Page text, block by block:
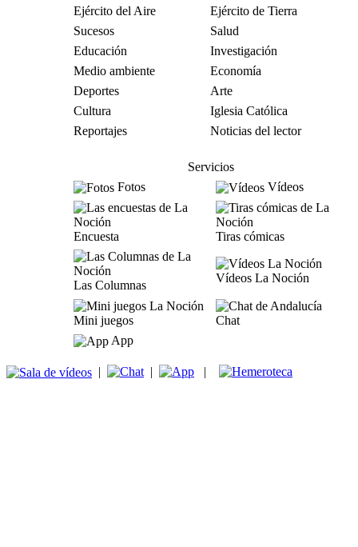
Ejército del Aire
Ejército de Tierra
Sucesos
Salud
Educación
Investigación
Medio ambiente
Economía
Deportes
Arte
Cultura
Iglesia Católica
Reportajes
Noticias del lector
Servicios
Fotos
Vídeos
Encuesta Tiras cómicas
Las Columnas
Vídeos La Noción
Mini juegos
Chat
App
| | |